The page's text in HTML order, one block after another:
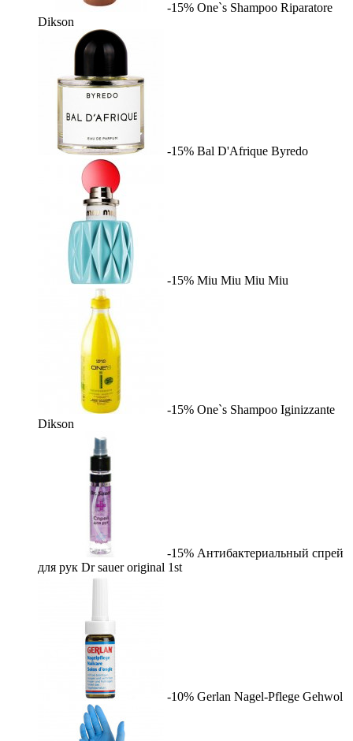
-15% One`s Shampoo Riparatore
Dikson
-15% Bal D'Afrique Byredo
-15% Miu Miu Miu Miu
-15% One`s Shampoo Iginizzante
Dikson
-15% Антибактериальный спрей
для рук Dr sauer original 1st
-10% Gerlan Nagel-Pflege Gehwol